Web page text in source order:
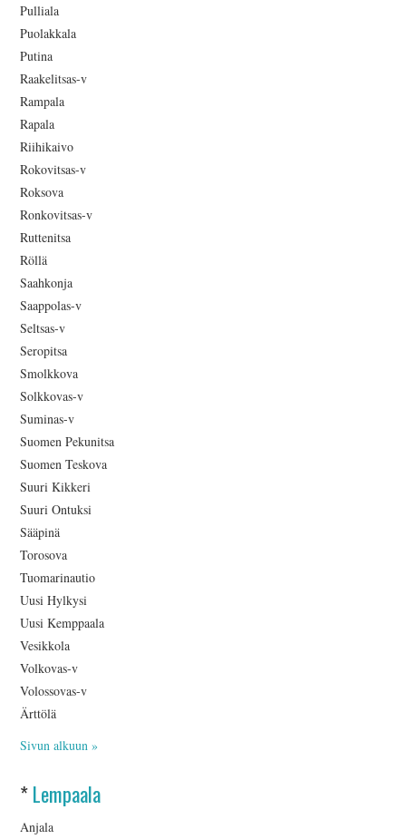
Pulliala
Puolakkala
Putina
Raakelitsas-v
Rampala
Rapala
Riihikaivo
Rokovitsas-v
Roksova
Ronkovitsas-v
Ruttenitsa
Röllä
Saahkonja
Saappolas-v
Seltsas-v
Seropitsa
Smolkkova
Solkkovas-v
Suminas-v
Suomen Pekunitsa
Suomen Teskova
Suuri Kikkeri
Suuri Ontuksi
Sääpinä
Torosova
Tuomarinautio
Uusi Hylkysi
Uusi Kemppaala
Vesikkola
Volkovas-v
Volossovas-v
Ärttölä
Sivun alkuun »
*Lempaala
Anjala